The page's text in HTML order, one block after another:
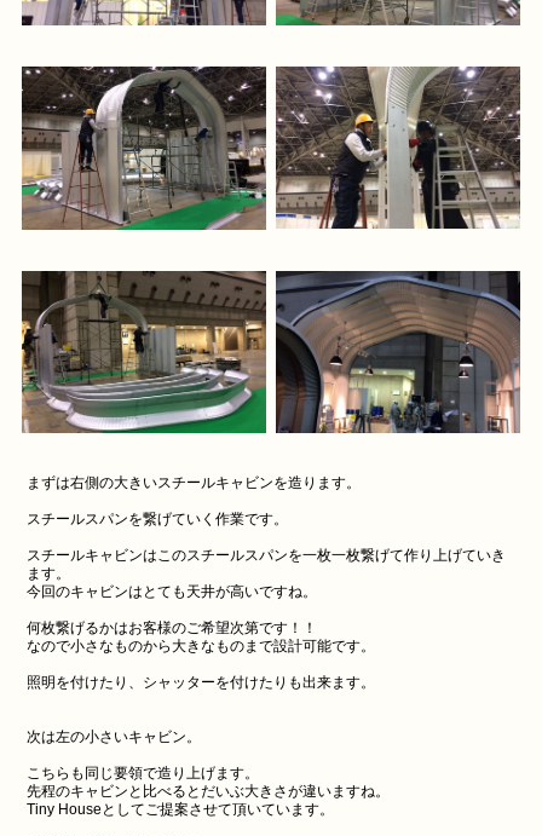
まずは右側の大きいスチールキャビンを造ります。
スチールスパンを繋げていく作業です。
スチールキャビンはこのスチールスパンを一枚一枚繋げて作り上げていき
ます。
今回のキャビンはとても天井が高いですね。
何枚繋げるかはお客様のご希望次第です！！
なので小さなものから大きなものまで設計可能です。
照明を付けたり、シャッターを付けたりも出来ます。
次は左の小さいキャビン。
こちらも同じ要領で造り上げます。
先程のキャビンと比べるとだいぶ大きさが違いますね。
Tiny Houseとしてご提案させて頂いています。